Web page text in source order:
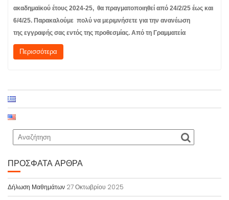
ακαδημαϊκού έτους 2024-25, θα πραγματοποιηθεί από 24/2/25 έως και
6/4/25. Παρακαλούμε πολύ να μεριμνήσετε για την ανανέωση
της εγγραφής σας εντός της προθεσμίας. Από τη Γραμματεία
Περισσότερα
ΠΡΌΣΦΑΤΑ ΆΡΘΡΑ
Δήλωση Μαθημάτων 27 Οκτωβρίου 2025